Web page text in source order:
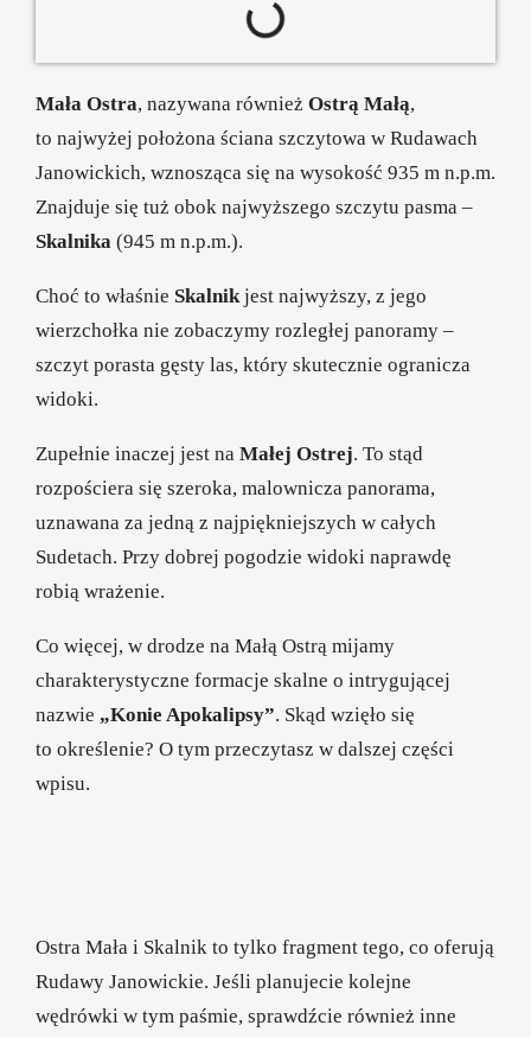
Mała Ostra, nazywana również Ostrą Małą,
to najwyżej położona ściana szczytowa w Rudawach
Janowickich, wznosząca się na wysokość 935 m n.p.m.
Znajduje się tuż obok najwyższego szczytu pasma –
Skalnika (945 m n.p.m.).
Choć to właśnie Skalnikjest najwyższy, z jego
wierzchołka nie zobaczymy rozległej panoramy –
szczyt porasta gęsty las, który skutecznie ogranicza
widoki.
Zu­pełnie inaczej jest na Małej Ostrej. To stąd
rozpościera się szeroka, malownicza panorama,
uznawana za jedną z najpiękniejszych w całych
Sudetach. Przy dobrej pogodzie widoki naprawdę
robią wrażenie.
Co więcej, w drodze na Małą Ostrą mijamy
charakterystyczne formacje skalne o intrygującej
nazwie „Konie Apokalipsy”. Skąd wzięło się
to określenie? O tym przeczytasz w dalszej części
wpisu.
Ostra Mała i Skalnik to tylko fragment tego, co oferują
Rudawy Janowickie. Jeśli planujecie kolejne
wędrówki w tym paśmie, sprawdźcie również inne